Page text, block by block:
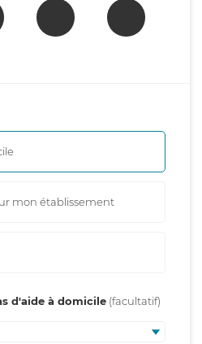
mon établissement
d'aide à domicile